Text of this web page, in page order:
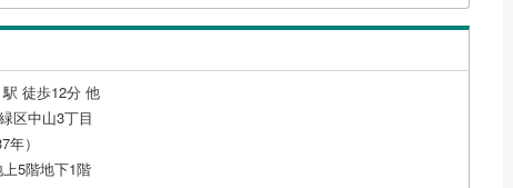
徒歩12分 他
区中山3丁目
）
5階地下1階
13）